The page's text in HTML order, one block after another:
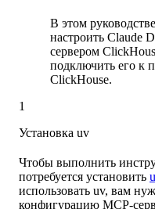
В этом
настроить Claude
сервером
подключить его к
ClickHouse.
1
Установка uv
Чтобы выполнить
потребуется установить
использовать uv, вам
конфигурацию MCP-